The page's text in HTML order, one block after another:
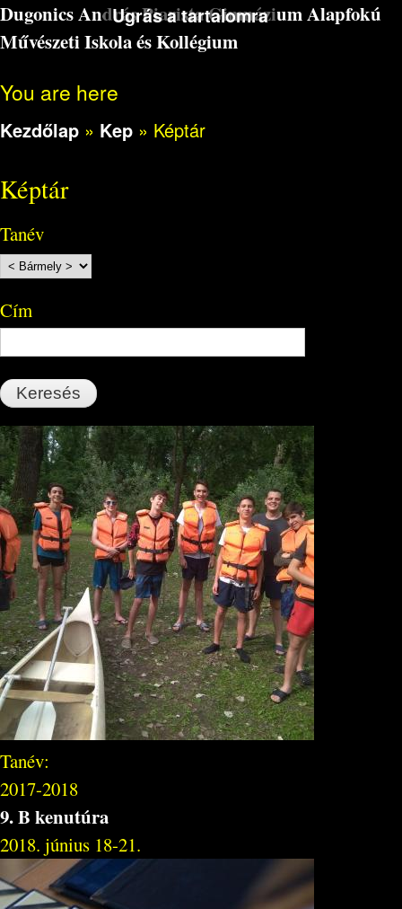
Ugrás a tartalomra
Dugonics András Piarista Gimnázium Alapfokú
Művészeti Iskola és Kollégium
You are here
Kezdőlap » Kep » Képtár
Képtár
Tanév
Cím
Tanév:
2017-2018
9. B kenutúra
2018. június 18-21.